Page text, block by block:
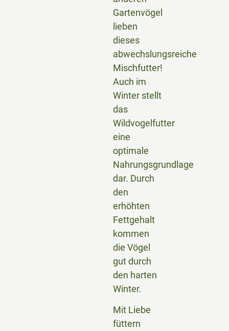
Gartenvögel
lieben
dieses
abwechslungsreiche
Mischfutter!
Auch im
Winter stellt
das
Wildvogelfutter
eine
optimale
Nahrungsgrundlage
dar. Durch
den
erhöhten
Fettgehalt
kommen
die Vögel
gut durch
den harten
Winter.
Mit Liebe
füttern